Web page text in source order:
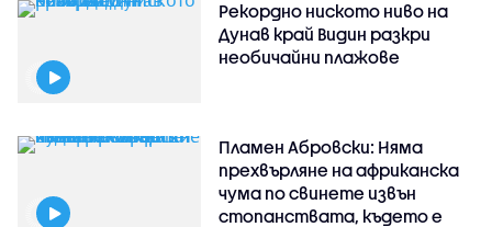
Рекордно ниското ниво на
Дунав край Видин разкри
необичайни плажове
Пламен Абровски: Няма
прехвърляне на африканска
чума по свинете извън
стопанствата, където е